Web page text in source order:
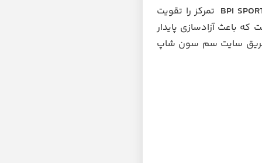
BPI تمرکز را تقویت
باعث آزادسازی پایدار
طریق سایت سم سون شاپ